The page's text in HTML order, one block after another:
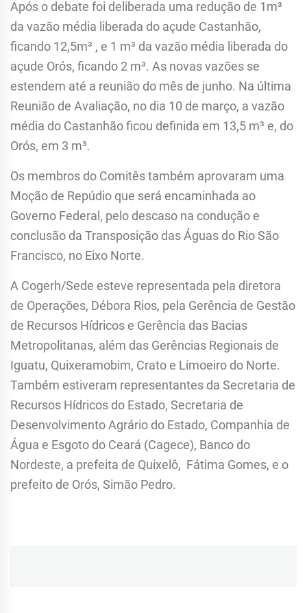
Após o debate foi deliberada uma redução de 1m³
da vazão média liberada do açude Castanhão,
ficando 12,5m³ , e 1 m³ da vazão média liberada do
açude Orós, ficando 2 m³. As novas vazões se
estendem até a reunião do mês de junho. Na última
Reunião de Avaliação, no dia 10 de março, a vazão
média do Castanhão ficou definida em 13,5 m³ e, do
Orós, em 3 m³.
Os membros do Comitês também aprovaram uma
Moção de Repúdio que será encaminhada ao
Governo Federal, pelo descaso na condução e
conclusão da Transposição das Águas do Rio São
Francisco, no Eixo Norte.
A Cogerh/Sede esteve representada pela diretora
de Operações, Débora Rios, pela Gerência de Gestão
de Recursos Hídricos e Gerência das Bacias
Metropolitanas, além das Gerências Regionais de
Iguatu, Quixeramobim, Crato e Limoeiro do Norte.
Também estiveram representantes da Secretaria de
Recursos Hídricos do Estado, Secretaria de
Desenvolvimento Agrário do Estado, Companhia de
Água e Esgoto do Ceará (Cagece), Banco do
Nordeste, a prefeita de Quixelô, Fátima Gomes, e o
prefeito de Orós, Simão Pedro.